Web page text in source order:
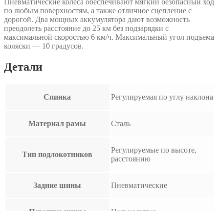
по любым поверхностям, а также отличное сцепление с
дорогой. Два мощных аккумулятора дают возможность
преодолеть расстояние до 25 км без подзарядки с
максимальной скоростью 6 км/ч. Максимальный угол подъема
коляски — 10 градусов.
Детали
Спинка Регулируемая по углу наклона
Материал рамы Сталь
Тип подлокотников
Регулируемые по высоте,
расстоянию
Задние шины Пневматические